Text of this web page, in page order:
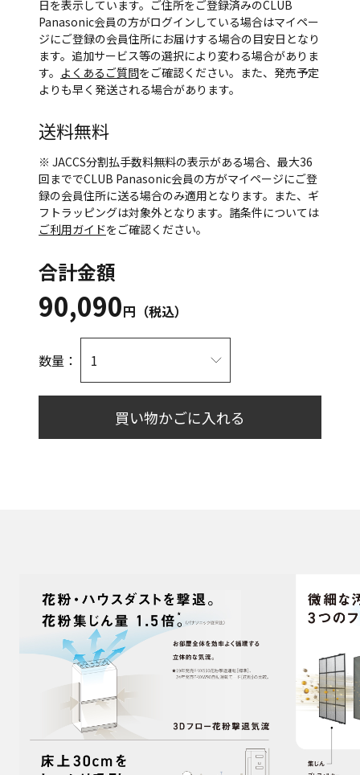
日を表示しています。ご住所をご登録済みのCLUB
Panasonic会員の方がログインしている場合はマイペー
ジにご登録の会員住所にお届けする場合の目安日となり
ます。追加サービス等の選択により変わる場合がありま
す。 よくあるご質問をご確認ください。また、発売予定
よりも早く発送される場合があります。
送料無料
※ JACCS分割払手数料無料の表示がある場合、最大36
回まででCLUB Panasonic会員の方がマイページにご登
録の会員住所に送る場合のみ適用となります。また、ギ
フトラッピングは対象外となります。諸条件については
ご利用ガイドをご確認ください。
合計金額
90,090円（税込）
数量：
買い物かごに入れる